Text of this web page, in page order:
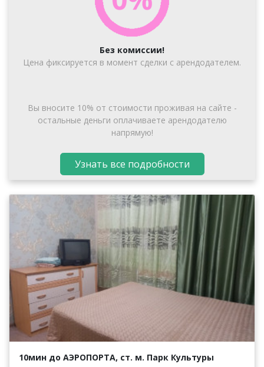
Без комиссии!
Цена фиксируется в момент сделки с арендодателем.
Вы вносите 10% от стоимости проживая на сайте -
остальные деньги оплачиваете арендодателю
напрямую!
Узнать все подробности
10мин до АЭРОПОРТА, ст. м. Парк Культуры